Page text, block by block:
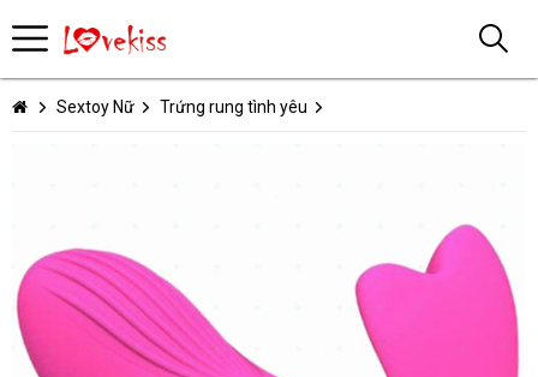
Sextoy Nữ Trứng rung tình yêu